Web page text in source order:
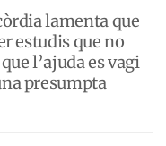
lamenta que
estudis que no
l’ajuda es vagi
presumpta